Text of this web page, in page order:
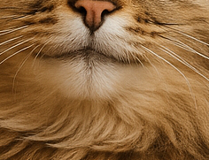
Cestino bici frontale TRIXIE
cani fino a 6 kg, l’accessorio
per le pedalate in città in
offerta su Amazon